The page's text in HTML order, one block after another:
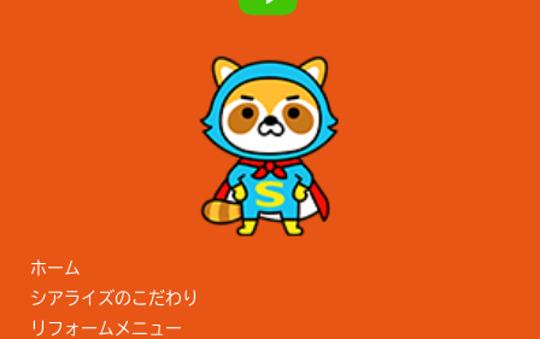
ホーム
シアライズのこだわり
リフォームメニュー